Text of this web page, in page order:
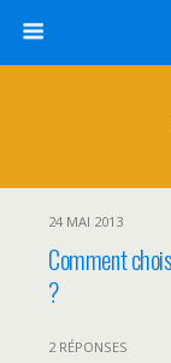
24 MAI 2013
Comment
?
2 RÉPONSES